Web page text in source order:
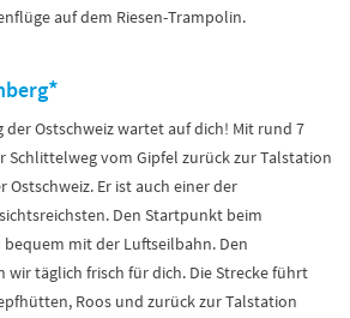
auf dem Riesen-Trampolin.
*
der Ostschweiz wartet auf dich! Mit rund 7
Schlittelweg vom Gipfel zurück zur Talstation
Er ist auch einer der
Den Startpunkt beim
mit der Luftseilbahn. Den
wir täglich frisch für dich. Die Strecke führt
Roos und zurück zur Talstation